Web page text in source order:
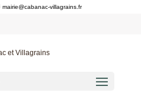
mairie@cabanac-villagrains.fr